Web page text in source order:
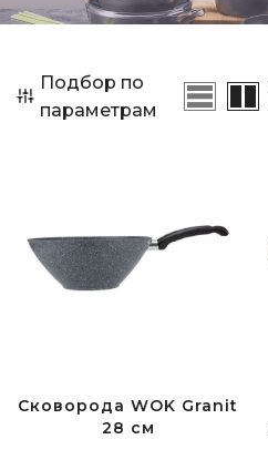
Подбор по
параметрам
Сковорода WOK Granit
28 см